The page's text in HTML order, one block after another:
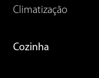
Climatização
Cozinha